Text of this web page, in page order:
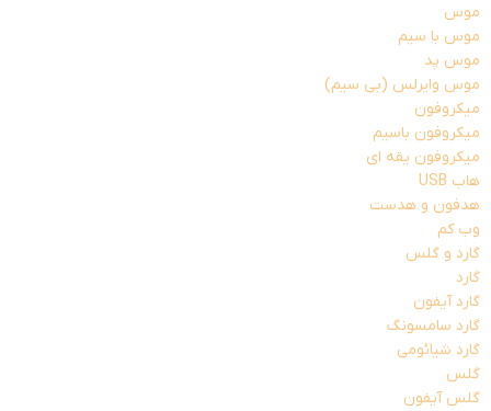
موس
موس با سیم
موس پد
موس وایرلس (بی سیم)
میکروفون
میکروفون باسیم
میکروفون یقه ای
هاب USB
هدفون و هدست
وب کم
گارد و گلس
گارد
گارد آیفون
گارد سامسونگ
گارد شیائومی
گلس
گلس آیفون